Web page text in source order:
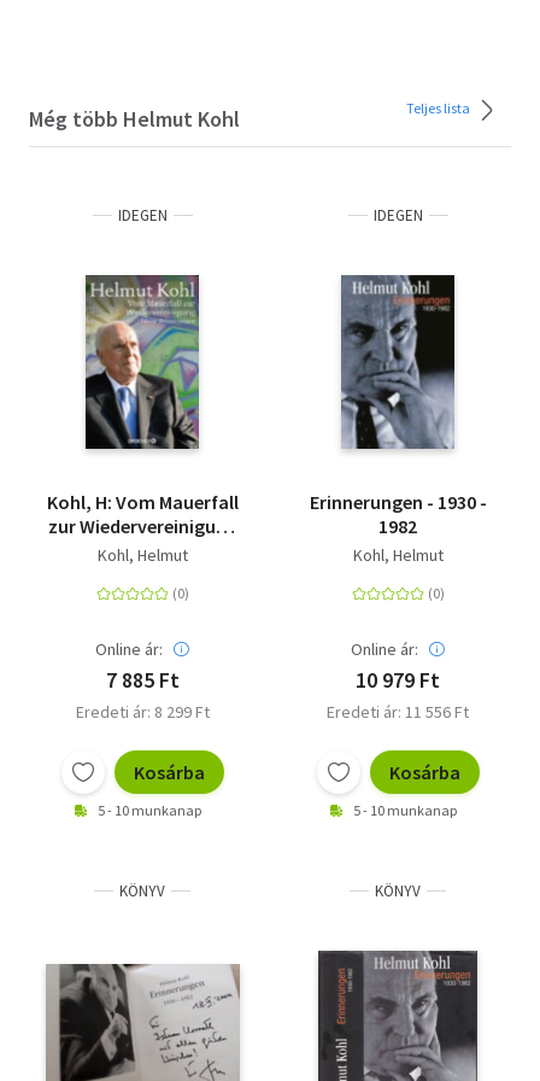
Még több Helmut Kohl Teljes lista
IDEGEN
Kohl, H: Vom Mauerfall
zur Wiedervereinigung
- Meine Erinnerungen
Kohl, Helmut
Online ár:
7 885 Ft
Eredeti ár: 8 299 Ft
Kosárba
5 - 10 munkanap
IDEGEN
Erinnerungen - 1930 -
1982
Kohl, Helmut
Online ár:
10 979 Ft
Eredeti ár: 11 556 Ft
Kosárba
5 - 10 munkanap
KÖNYV KÖNYV